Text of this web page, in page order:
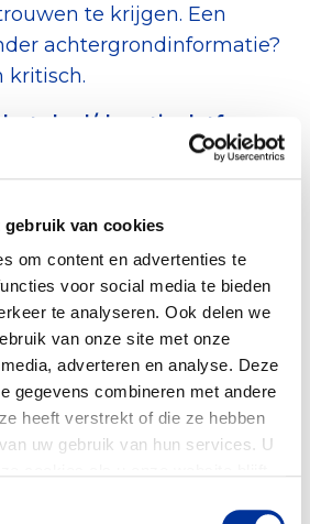
gebruik van cookies
om content en advertenties te
voor social media te bieden
te analyseren. Ook delen we
van onze site met onze
adverteren en analyse. Deze
gegevens combineren met andere
heeft verstrekt of die ze hebben
uw gebruik van hun services. U
te krijgen. Een
achtergrondinformatie?
kritisch.
het doel/donatieplatform
uitgevoerd door een
Doel
? Dan weet je
en dat het geld op een
manier wordt ingezet.
dit eenvoudig via de
Goede Doelen.
kunnen donatieplatforms
CBF getoetst worden op